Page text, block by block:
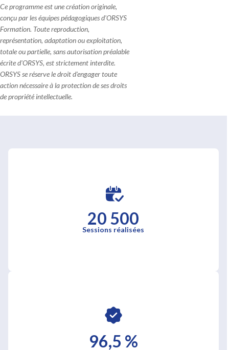
Ce programme est une création originale,
conçu par les équipes pédagogiques d'ORSYS
Formation. Toute reproduction,
représentation, adaptation ou exploitation,
totale ou partielle, sans autorisation préalable
écrite d'ORSYS, est strictement interdite.
ORSYS se réserve le droit d'engager toute
action nécessaire à la protection de ses droits
de propriété intellectuelle.
20 500
Sessions réalisées
96,5 %